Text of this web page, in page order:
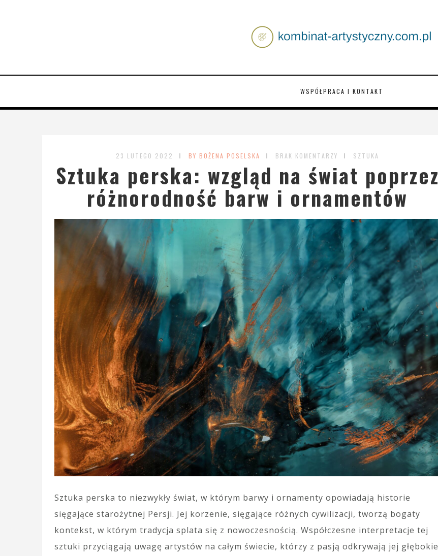
WSPÓŁPRACA I KONTAKT
23 LUTEGO 2022 BY BOŻENA POSELSKA BRAK KOMENTARZY SZTUKA
Sztuka perska: wzgląd na świat poprzez
różnorodność barw i ornamentów
Sztuka perska to niezwykły świat, w którym barwy i ornamenty opowiadają historie
sięgające starożytnej Persji. Jej korzenie, sięgające różnych cywilizacji, tworzą bogaty
kontekst, w którym tradycja splata się z nowoczesnością. Współczesne interpretacje tej
sztuki przyciągają uwagę artystów na całym świecie, którzy z pasją odkrywają jej głębokie